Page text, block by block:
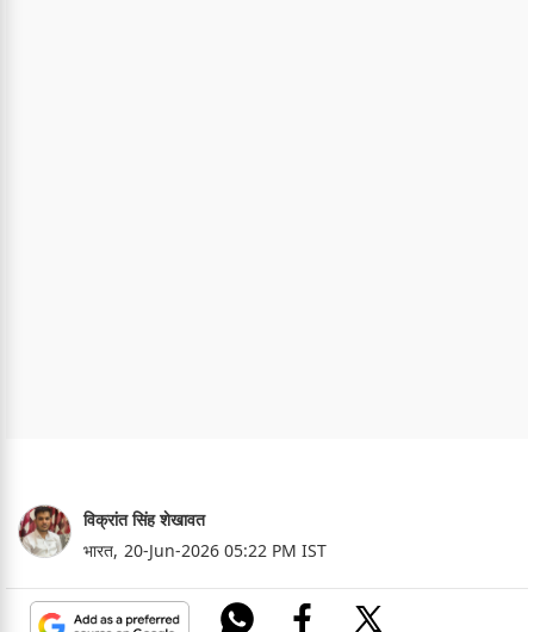
विक्रांत सिंह शेखावत
भारत, 20-Jun-2026 05:22 PM IST